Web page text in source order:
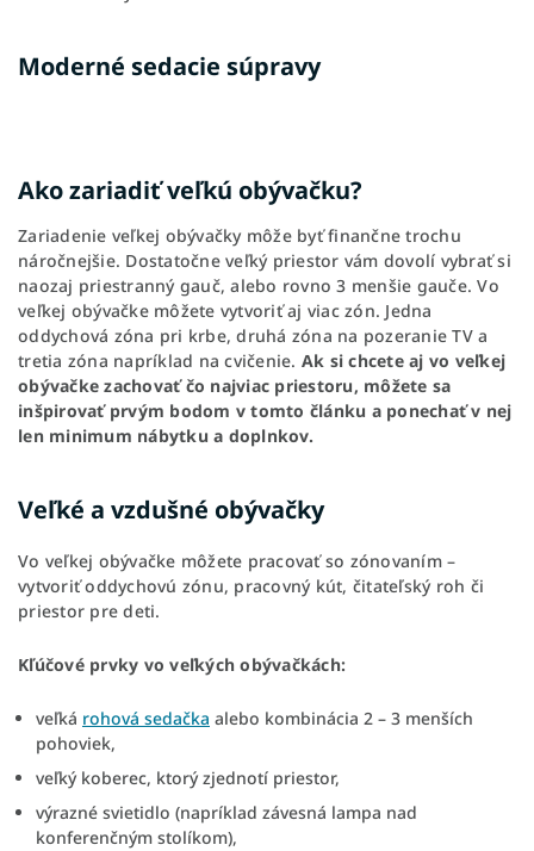
Moderné sedacie súpravy
Ako zariadiť veľkú obývačku?
Zariadenie veľkej obývačky môže byť finančne trochu
náročnejšie. Dostatočne veľký priestor vám dovolí vybrať si
naozaj priestranný gauč, alebo rovno 3 menšie gauče. Vo
veľkej obývačke môžete vytvoriť aj viac zón. Jedna
oddychová zóna pri krbe, druhá zóna na pozeranie TV a
tretia zóna napríklad na cvičenie. Ak si chcete aj vo veľkej
obývačke zachovať čo najviac priestoru, môžete sa
inšpirovať prvým bodom v tomto článku a ponechať v nej
len minimum nábytku a doplnkov.
Veľké a vzdušné obývačky
Vo veľkej obývačke môžete pracovať so zónovaním –
vytvoriť oddychovú zónu, pracovný kút, čitateľský roh či
priestor pre deti.
Kľúčové prvky vo veľkých obývačkách:
veľká rohová sedačka alebo kombinácia 2 – 3 menších
pohoviek,
veľký koberec, ktorý zjednotí priestor,
výrazné svietidlo (napríklad závesná lampa nad
konferenčným stolíkom),